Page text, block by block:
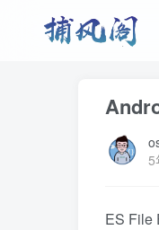
5
ES File